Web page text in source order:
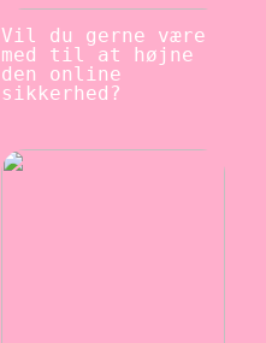
Vil du gerne være
med til at højne
den online
sikkerhed?